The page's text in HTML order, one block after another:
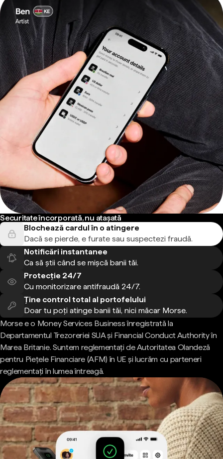
Securitate încorporată, nu atașată
Blochează cardul în o atingere
Dacă se pierde, e furate sau suspectezi fraudă.
Notificări instantanee
Ca să știi când se mișcă banii tăi.
Protecție 24/7
Cu monitorizare antifraudă 24/7.
Ține control total al portofelului
Doar tu poți atinge banii tăi, nici măcar Morse.
Morse e o Money Services Business înregistrată la
Departamentul Trezoreriei SUA și Financial Conduct Authority în
Marea Britanie. Suntem reglementați de Autoritatea Olandeză
pentru Piețele Financiare (AFM) în UE și lucrăm cu parteneri
reglementați în lumea întreagă.